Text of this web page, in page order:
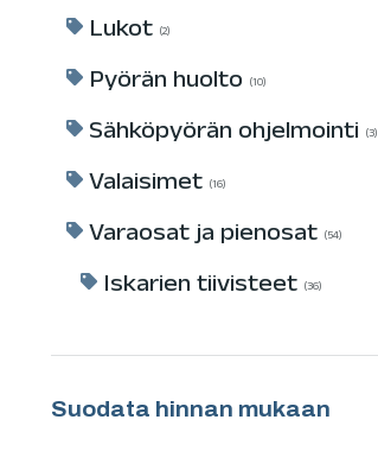
Lukot 2
Pyörän huolto 10
Sähköpyörän ohjelmointi 3
Valaisimet 16
Varaosat ja pienosat 54
Iskarien tiivisteet 36
Suodata hinnan mukaan